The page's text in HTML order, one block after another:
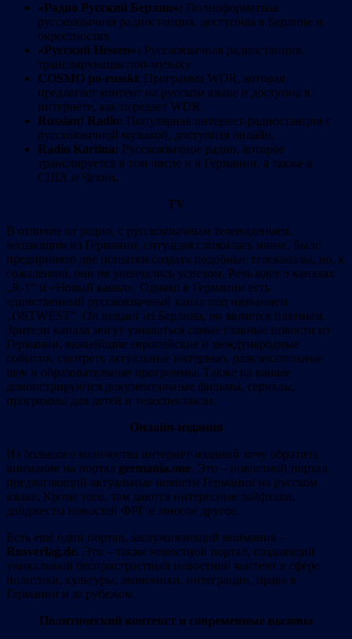
«Радио Русский Берлин»: Полноформатная
русскоязычная радиостанция, доступная в Берлине и
окрестностях
«Русский Hessen»: Русскоязычная радиостанция,
транслирующая поп-музыку
COSMO po-russki: Программа WDR, которая
предлагает контент на русском языке и доступна в
интернете, как передает WDR.
Russian! Radio: Популярная интернет-радиостанция с
русскоязычной музыкой, доступная онлайн.
Radio Kartina: Русскоязычное радио, которое
транслируется в том числе и в Германии, а также в
США и Чехии.
TV
В отличие от радио, с русскоязычным телевидением,
вещающим из Германии, ситуация сложилась иначе. Было
предпринято две попытки создать подобные телеканалы, но, к
сожалению, они не увенчались успехом. Речь идёт о каналах
„R-1“ и «Новый канал». Однако в Германии есть
единственный русскоязычный канал под названием
„OSTWEST“. Он вещает из Берлина, но является платным.
Зрители канала могут узнаваться самые главные новости из
Германии, важнейшие европейские и международные
события, смотреть актуальные интервью, развлекательные
шоу и образовательные программы. Также на канале
демонстрируются документальные фильмы, сериалы,
программы для детей и телеспектакли.
Онлайн-издания
Из большого количества интернет-изданий хочу обратить
внимание на портал germania.one. Это – новостной портал,
предлагающий актуальные новости Германии на русском
языке. Кроме того, там даются интересные лайфхаки,
дайджесты новостей ФРГ и многое другое.
Есть ещё один портал, заслуживающий внимания –
Rusverlag.de. Это – также новостной портал, создающий
уникальный беспристрастный новостной контент в сфере
политики, культуры, экономики, интеграции, права в
Германии и за рубежом.
Политический контекст и современные вызовы